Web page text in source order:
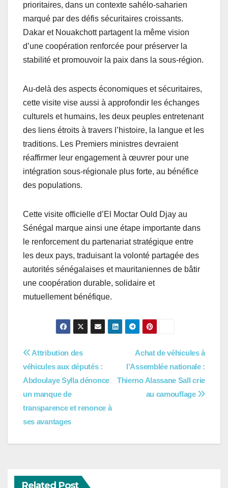
prioritaires, dans un contexte sahélo-saharien
marqué par des défis sécuritaires croissants.
Dakar et Nouakchott partagent la même vision
d’une coopération renforcée pour préserver la
stabilité et promouvoir la paix dans la sous-région.
Au-delà des aspects économiques et sécuritaires,
cette visite vise aussi à approfondir les échanges
culturels et humains, les deux peuples entretenant
des liens étroits à travers l’histoire, la langue et les
traditions. Les Premiers ministres devraient
réaffirmer leur engagement à œuvrer pour une
intégration sous-régionale plus forte, au bénéfice
des populations.
Cette visite officielle d’El Moctar Ould Djay au
Sénégal marque ainsi une étape importante dans
le renforcement du partenariat stratégique entre
les deux pays, traduisant la volonté partagée des
autorités sénégalaises et mauritaniennes de bâtir
une coopération durable, solidaire et
mutuellement bénéfique.
Navigation
de
l’article
Achat de véhicules à
l’Assemblée nationale :
Thierno Alassane Sall crie
au camouflage
Attribution des
véhicules aux députés :
Abdoulaye Sylla dénonce
un manque de
transparence et renonce à
ses avantages
Related Post